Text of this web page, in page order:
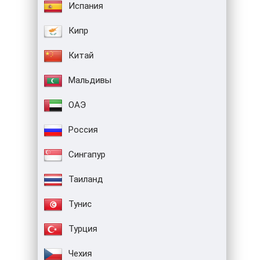
Испания
Кипр
Китай
Мальдивы
ОАЭ
Россия
Сингапур
Таиланд
Тунис
Турция
Чехия